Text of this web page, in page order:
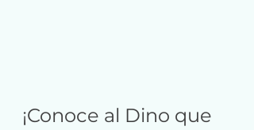
¡Conoce al Dino que